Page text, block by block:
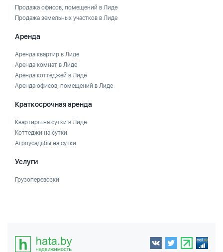
Продажа офисов, помещений в Лиде
Продажа земельных участков в Лиде
Аренда
Аренда квартир в Лиде
Аренда комнат в Лиде
Аренда коттеджей в Лиде
Аренда офисов, помещений в Лиде
Краткосрочная аренда
Квартиры на сутки в Лиде
Коттеджи на сутки
Агроусадьбы на сутки
Услуги
Грузоперевозки